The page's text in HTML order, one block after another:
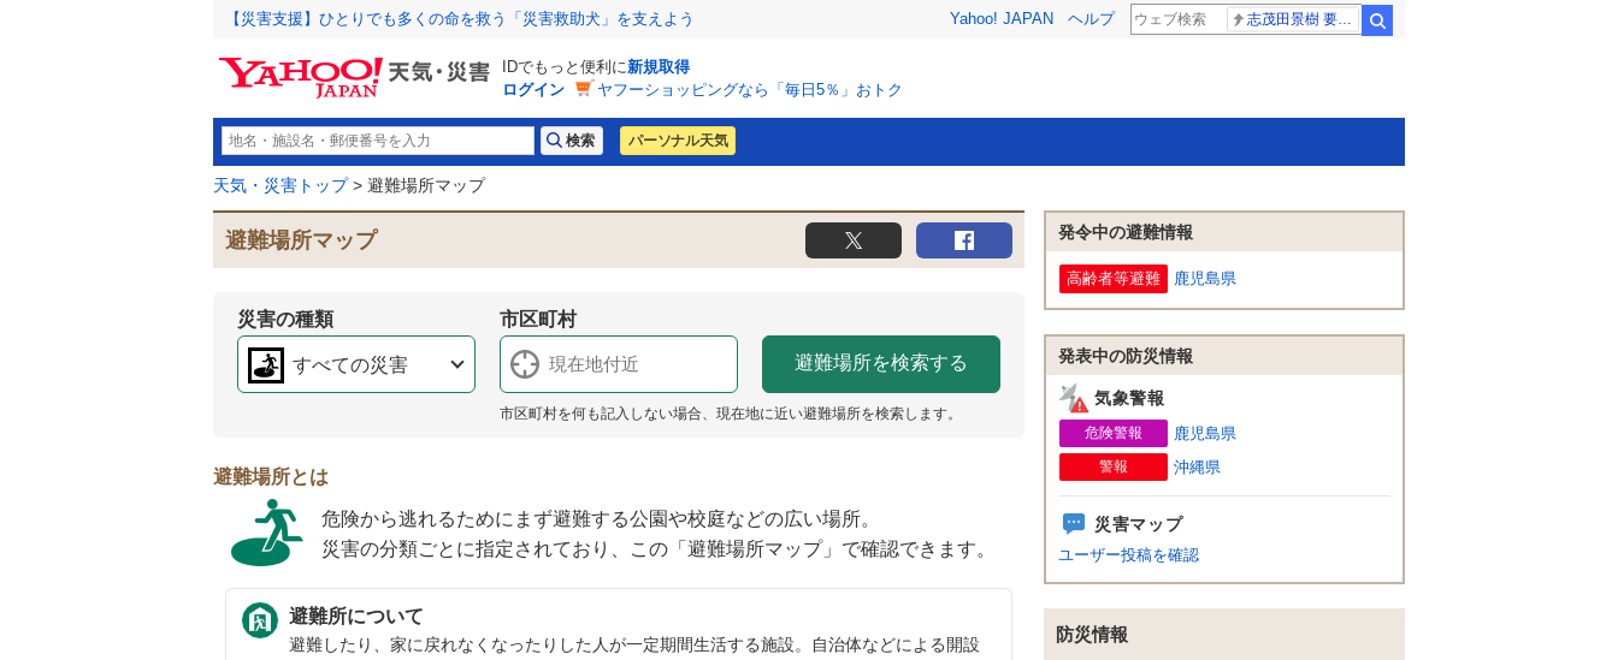
【災害支援】ひとりでも多くの命を救う「災害救助犬」を支えよう Yahoo! JAPAN ヘルプ
IDでもっと便利に新規取得
ログイン
ヤフーショッピングなら「毎日5％」おトク
パーソナル天気
天気・災害トップ> 避難場所マップ
避難場所マップ
災害の種類
すべての災害
市区町村
市区町村を何も記入しない場合、現在地に近い避難場所を検索します。
避難場所とは
危険から逃れるためにまず避難する公園や校庭などの広い場所。
災害の分類ごとに指定されており、この「避難場所マップ」で確認できます。
避難所について
避難したり、家に戻れなくなったりした人が一定期間生活する施設。自治体などによる開設
発令中の避難情報
高齢者等避難 鹿児島県
発表中の防災情報
気象警報
危険警報 鹿児島県
警報 沖縄県
災害マップ
ユーザー投稿を確認
防災情報